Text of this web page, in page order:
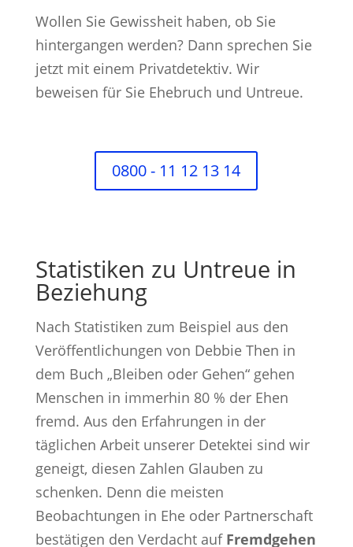
Wollen Sie Gewissheit haben, ob Sie
hintergangen werden? Dann sprechen Sie
jetzt mit einem Privatdetektiv. Wir
beweisen für Sie Ehebruch und Untreue.
0800 - 11 12 13 14
Statistiken zu Untreue in
Beziehung
Nach Statistiken zum Beispiel aus den
Veröffentlichungen von Debbie Then in
dem Buch „Bleiben oder Gehen“ gehen
Menschen in immerhin 80 % der Ehen
fremd. Aus den Erfahrungen in der
täglichen Arbeit unserer Detektei sind wir
geneigt, diesen Zahlen Glauben zu
schenken. Denn die meisten
Beobachtungen in Ehe oder Partnerschaft
bestätigen den Verdacht auf Fremdgehen